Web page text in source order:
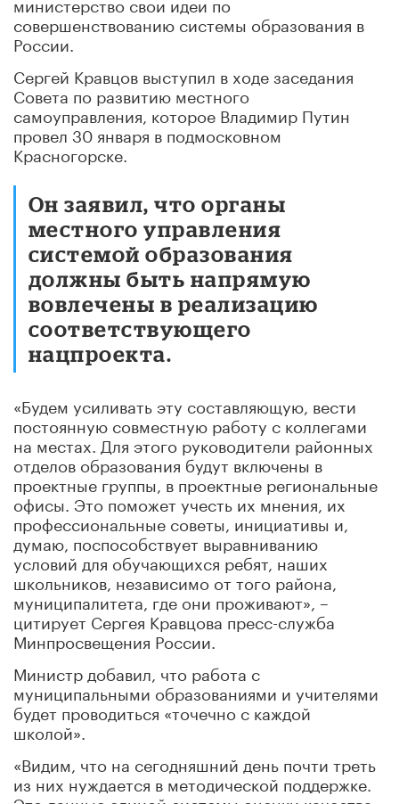
совершенствованию системы образования в
России.
Сергей Кравцов выступил в ходе заседания
Совета по развитию местного
самоуправления, которое Владимир Путин
провел 30 января в подмосковном
Красногорске.
Он заявил, что органы
местного управления
системой образования
должны быть напрямую
вовлечены в реализацию
соответствующего
нацпроекта.
«Будем усиливать эту составляющую, вести
постоянную совместную работу с коллегами
на местах. Для этого руководители районных
отделов образования будут включены в
проектные группы, в проектные региональные
офисы. Это поможет учесть их мнения, их
профессиональные советы, инициативы и,
думаю, поспособствует выравниванию
условий для обучающихся ребят, наших
школьников, независимо от того района,
муниципалитета, где они проживают», –
цитирует Сергея Кравцова пресс-служба
Минпросвещения России.
Министр добавил, что работа с
муниципальными образованиями и учителями
будет проводиться «точечно с каждой
школой».
«Видим, что на сегодняшний день почти треть
из них нуждается в методической поддержке.